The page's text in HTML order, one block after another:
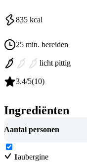
835 kcal
25 min. bereiden
licht pittig
3.4/5(10)
Ingrediënten
Aantal personen
1aubergine